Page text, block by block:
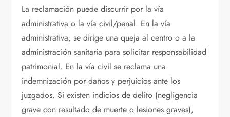
La reclamación puede discurrir por la vía
administrativa o la vía civil/penal. En la vía
administrativa, se dirige una queja al centro o a la
administración sanitaria para solicitar responsabilidad
patrimonial. En la vía civil se reclama una
indemnización por daños y perjuicios ante los
juzgados. Si existen indicios de delito (negligencia
grave con resultado de muerte o lesiones graves),